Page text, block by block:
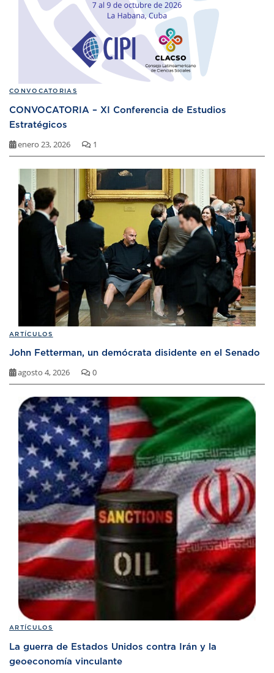
CONVOCATORIAS
CONVOCATORIA – XI Conferencia de Estudios
Estratégicos
enero 23, 2026 1
ARTÍCULOS
John Fetterman, un demócrata disidente en el Senado
agosto 4, 2026 0
ARTÍCULOS
La guerra de Estados Unidos contra Irán y la
geoeconomía vinculante